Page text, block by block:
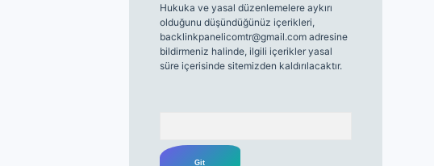
Hukuka ve yasal düzenlemelere aykırı
olduğunu düşündüğünüz içerikleri,
backlinkpanelicomtr@gmail.comadresine
bildirmeniz halinde, ilgili içerikler yasal
süre içerisinde sitemizden kaldırılacaktır.